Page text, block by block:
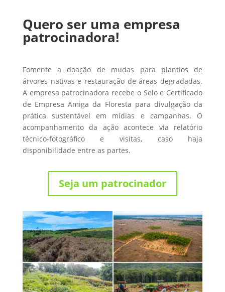
Quero ser uma empresa
patrocinadora!
Fomente a doação de mudas para plantios de
árvores nativas e restauração de áreas degradadas.
A empresa patrocinadora recebe o Selo e Certificado
de Empresa Amiga da Floresta para divulgação da
prática sustentável em mídias e campanhas. O
acompanhamento da ação acontece via relatório
técnico-fotográfico e visitas, caso haja
disponibilidade entre as partes.
Seja um patrocinador